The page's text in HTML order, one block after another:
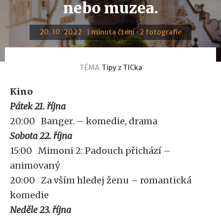
nebo muzea.
20. 10. 2022 · 1 minuta čtení · 2 fotografie
TÉMA Tipy z TICka
Kino
Pátek 21. října
20:00 Banger. – komedie, drama
Sobota 22. října
15:00 Mimoni 2: Padouch přichází –
animovaný
20:00 Za vším hledej ženu – romantická
komedie
Neděle 23. října